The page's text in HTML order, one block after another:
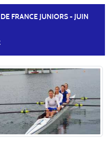
FRANCE JUNIORS - JUIN